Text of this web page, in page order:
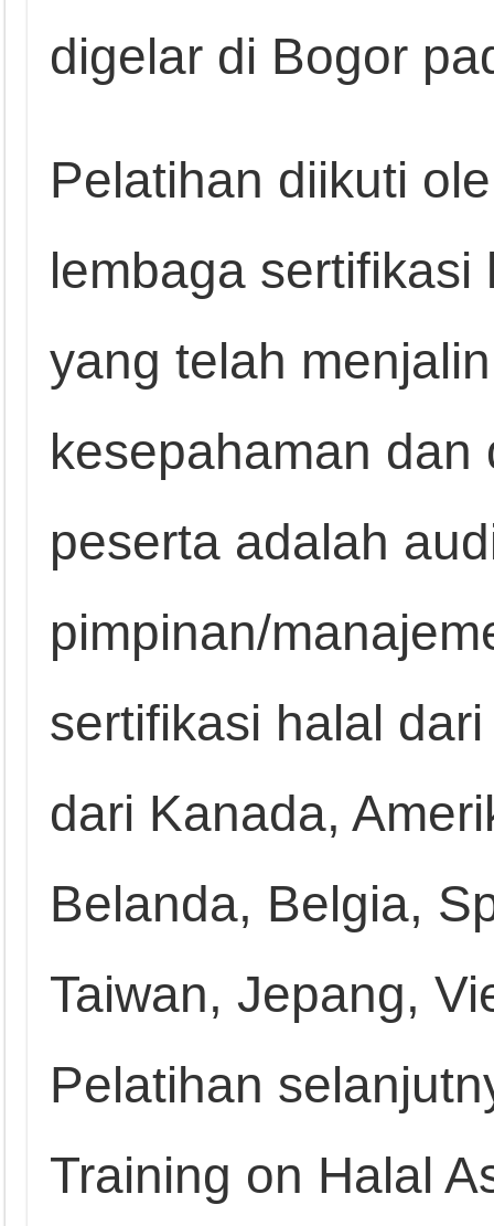
digelar di Bogor
Pelatihan diikuti
lembaga
yang telah
kesepahaman dan
peserta adalah
pimpinan/
sertifikasi halal
dari Kanada,
Belanda, Belgia,
Taiwan, Jepang,
Pelatihan
Training on Halal